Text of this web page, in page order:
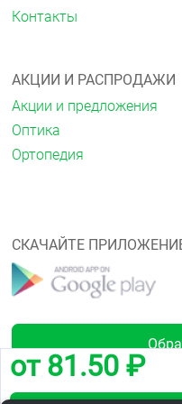
мочеиспускание,
функции (в том числе
редко — дизурия,
Со стороны кожных
ксеродермия,
пигментации кожи.
Аллергические
числе эритематозная,
крапивница),
— артралгия,
миалгия (при
редко — миастения.
нарушение зрения,
в глазах, звон в ушах,
кровотечение,
редко — холодный
от 81.50 ₽
Контакты
АКЦИИ И РАСПРОДАЖИ
Акции и предложения
Оптика
Ортопедия
СКАЧАЙТЕ